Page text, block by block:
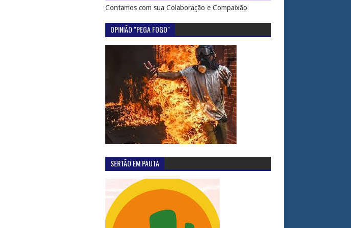
Contamos com sua Colaboração e Compaixão
OPINIÃO "PEGA FOGO"
SERTÃO EM PAUTA